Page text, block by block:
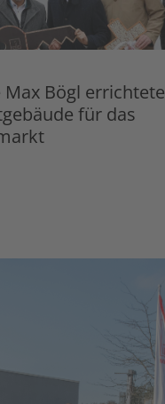
Bögl errichtete
für das